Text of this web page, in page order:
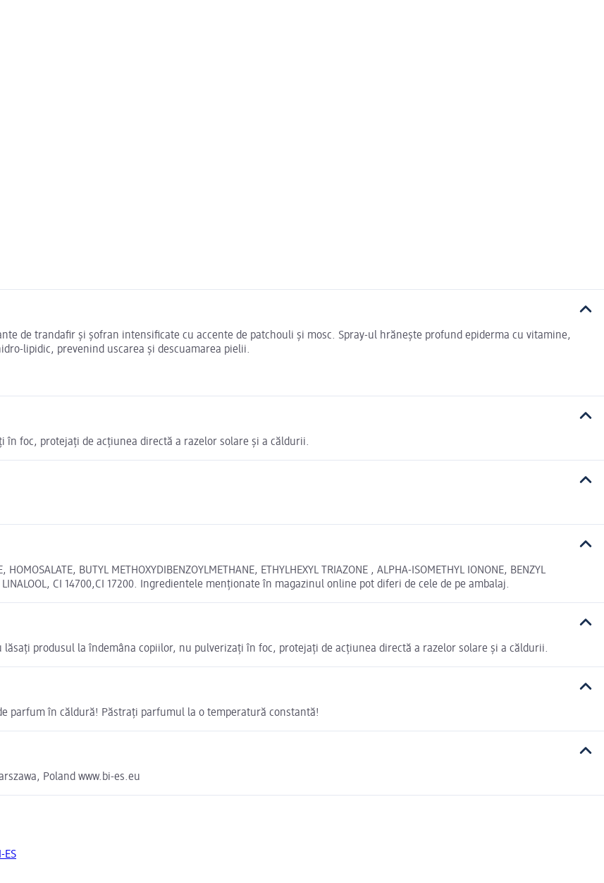
de trandafir și șofran intensificate cu accente de patchouli și mosc. Spray-ul hrănește profund epiderma cu vitamine,
lipidic, prevenind uscarea și descuamarea pielii.
foc, protejați de acțiunea directă a razelor solare și a căldurii.
BUTYL METHOXYDIBENZOYLMETHANE, ETHYLHEXYL TRIAZONE , ALPHA-ISOMETHYL IONONE, BENZYL
LINALOOL, CI 14700,CI 17200. Ingredientele menționate în magazinul online pot diferi de cele de pe ambalaj.
produsul la îndemâna copiilor, nu pulverizați în foc, protejați de acțiunea directă a razelor solare și a căldurii.
parfum în căldură! Păstrați parfumul la o temperatură constantă!
Poland www.bi-es.eu
ES